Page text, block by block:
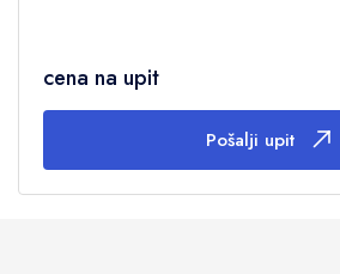
cena na upit
Pošalji upit